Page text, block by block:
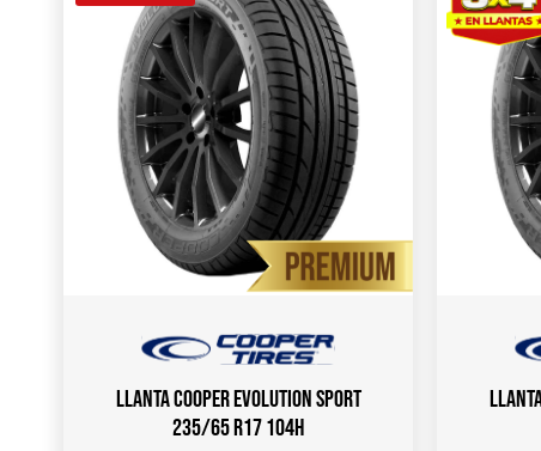
Llanta COOPER Evolution Sport
235/65 R17 104H